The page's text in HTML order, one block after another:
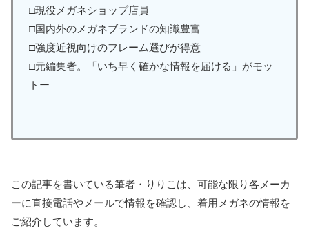
□現役メガネショップ店員
□国内外のメガネブランドの知識豊富
□強度近視向けのフレーム選びが得意
□元編集者。「いち早く確かな情報を届ける」がモッ
トー
この記事を書いている筆者・りりこは、可能な限り各メーカ
ーに直接電話やメールで情報を確認し、着用メガネの情報を
ご紹介しています。